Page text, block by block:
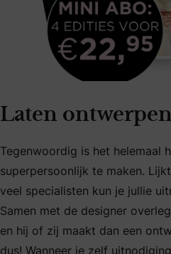
Laten ontwerpen
Tegenwoordig is het helemaal
superpersoonlijk te maken.
veel specialisten kun je jullie
Samen met de designer
en hij of zij maakt dan een
dus! Wanneer je zelf